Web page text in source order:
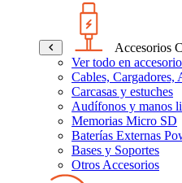
Accesorios
Ver todo en
Cables, Cargadores,
Carcasas y estuches
Audífonos y manos
Memorias Micro SD
Baterías Externas
Bases y Soportes
Otros Accesorios